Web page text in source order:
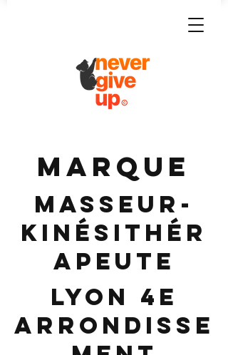
MARQUE
Masseur-
Kinésithér
apeute
Lyon 4e
Arrondisse